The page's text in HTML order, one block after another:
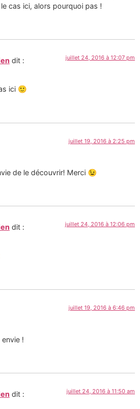
cas ici, alors pourquoi pas !
dit : juillet 24, 2016 à 12:07 pm
ici 🙂
juillet 19, 2016 à 2:25 pm
de le découvrir! Merci 😉
dit : juillet 24, 2016 à 12:06 pm
juillet 19, 2016 à 6:46 pm
!
dit : juillet 24, 2016 à 11:50 am